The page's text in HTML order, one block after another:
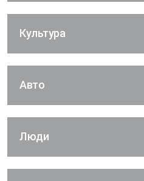
Культура
Авто
Люди